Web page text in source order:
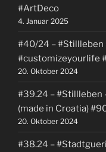
#ArtDeco
4. Januar 2025
#40/24 – #Stillleben
#customizeyourlife
20. Oktober 2024
#39.24 – #Stillleben
(made in Croatia)
20. Oktober 2024
#38.24 –